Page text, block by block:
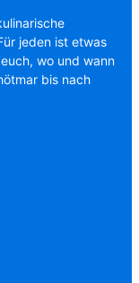
jeden ist etwas
wo und wann
bis nach